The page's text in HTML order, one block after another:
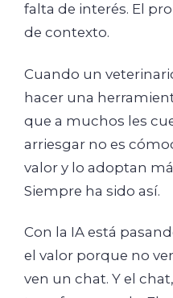
falta de interés. El
de contexto.
Cuando un
hacer una
que a muchos les
arriesgar no es
valor y lo adoptan
Siempre ha sido así.
Con la IA está
el valor porque no
ven un chat. Y el